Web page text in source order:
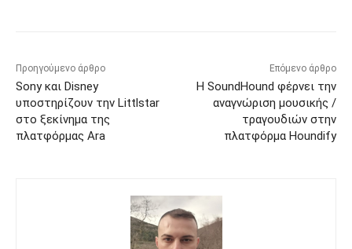
Προηγούμενο άρθρο
Sony και Disney
υποστηρίζουν την Littlstar
στο ξεκίνημα της
πλατφόρμας Ara
Επόμενο άρθρο
Η SoundHound φέρνει την
αναγνώριση μουσικής /
τραγουδιών στην
πλατφόρμα Houndify